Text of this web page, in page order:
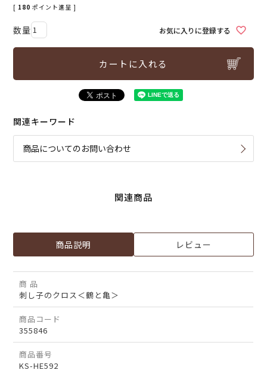
[ 180 ポイント進呈 ]
お気に入りに登録する
カートに入れる
関連キーワード
商品についてのお問い合わせ
関連商品
商品説明 レビュー
商 品
刺し子のクロス＜鶴と亀＞
商品コード
355846
商品番号
KS-HE592